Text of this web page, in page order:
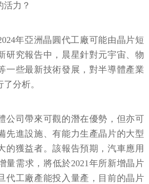
活力？
年亞洲晶圓代工廠可能由晶片短
研究報告中，晨星針對元宇宙、物
一些最新技術發展，對半導體產業
分析。
公司帶來可觀的潛在優勢，但亦可
先進設施、有能力生產晶片的大型
的獲益者。該報告預期，汽車應用
量需求，將低於2021年所新增晶片
代工廠產能投入量產，目前的晶片